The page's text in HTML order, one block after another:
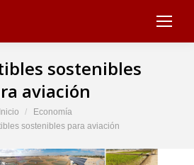
sostenibles
aviación
Inicio
Economía
sostenibles para aviación